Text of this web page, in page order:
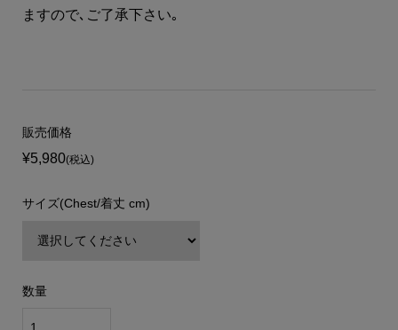
ますので､ご了承下さい｡
販売価格
¥5,980(税込)
サイズ(Chest/着丈 cm)
数量